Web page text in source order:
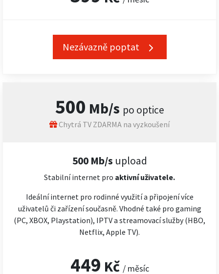
Nezávazně poptat
500 Mb/s po optice
Chytrá TV ZDARMA na vyzkoušení
500 Mb/s upload
Stabilní internet pro aktivní uživatele.
Ideální internet pro rodinné využití a připojení více
uživatelů či zařízení současně. Vhodné také pro gaming
(PC, XBOX, Playstation), IPTV a streamovací služby (HBO,
Netflix, Apple TV).
449 Kč / měsíc